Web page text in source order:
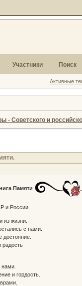
Участники Поиск
Активные
- Советского и
Памяти
и России.
из жизни.
с нами.
достояние.
радость
и гордость.